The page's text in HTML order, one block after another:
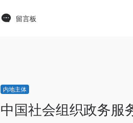
留言板
内地主体
中国社会组织政务服